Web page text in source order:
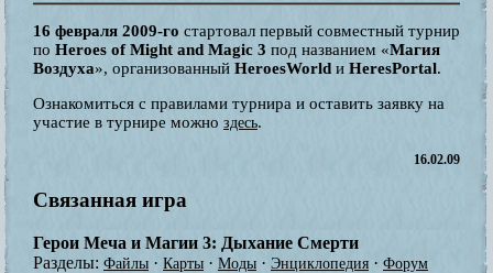
16 февраля 2009-го стартовал первый совместный турнир
по Heroes of Might and Magic 3 под названием «Магия
Воздуха», организованный HeroesWorld и HeresPortal.
Ознакомиться с правилами турнира и оставить заявку на
участие в турнире можно здесь.
16.02.09
Связанная игра
Герои Меча и Магии 3: Дыхание Смерти
Разделы: Файлы · Карты · Моды · Энциклопедия · Форум